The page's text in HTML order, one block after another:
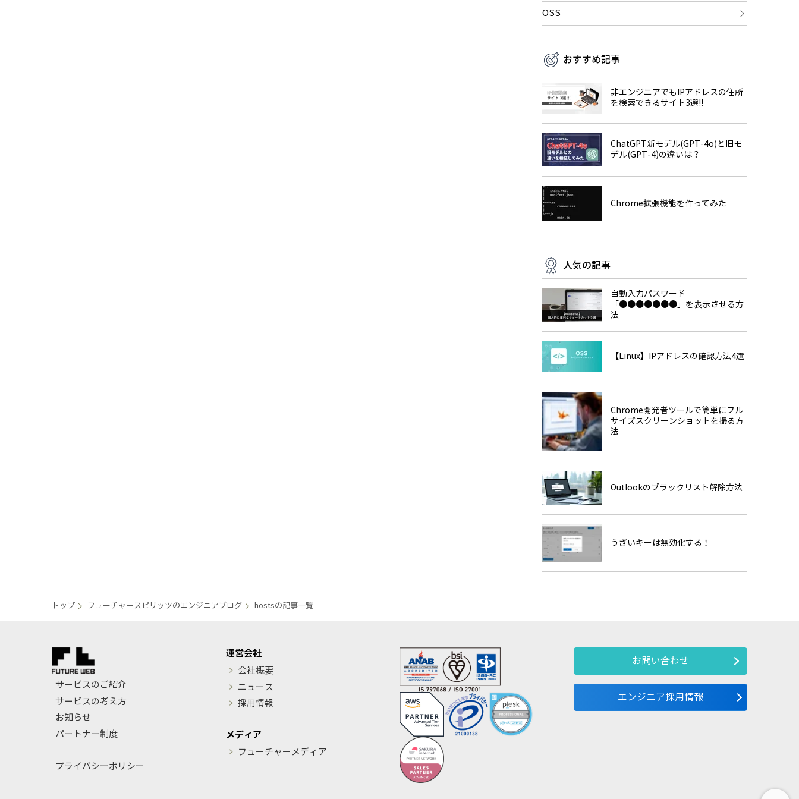
OSS
おすすめ記事
非エンジニアでもIPアドレスの住所
を検索できるサイト3選!!
ChatGPT新モデル(GPT-4o)と旧モ
デル(GPT-4)の違いは？
Chrome拡張機能を作ってみた
人気の記事
自動入力パスワード
「●●●●●●●」を表示させる方
法
【Linux】IPアドレスの確認方法4選
Chrome開発者ツールで簡単にフル
サイズスクリーンショットを撮る方
法
Outlookのブラックリスト解除方法
うざいキーは無効化する！
トップ フューチャースピリッツのエンジニアブログ hostsの記事一覧
サービスのご紹介
サービスの考え方
お知らせ
パートナー制度
プライバシーポリシー
運営会社
会社概要
ニュース
採用情報
メディア
フューチャーメディア
お問い合わせ
エンジニア採用情報